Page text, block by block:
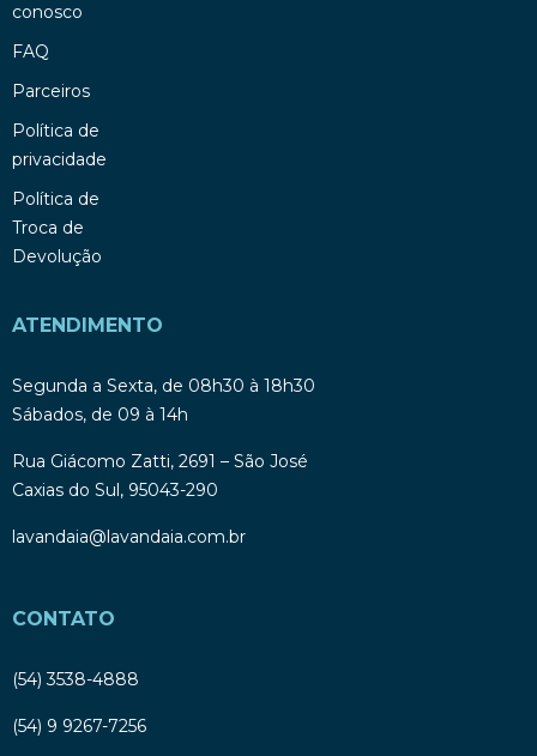
conosco
FAQ
Parceiros
Política de
privacidade
Política de
Troca de
Devolução
ATENDIMENTO
Segunda a Sexta, de 08h30 à 18h30
Sábados, de 09 à 14h
Rua Giácomo Zatti, 2691 – São José
Caxias do Sul, 95043-290
lavandaia@lavandaia.com.br
CONTATO
(54) 3538-4888
(54) 9 9267-7256